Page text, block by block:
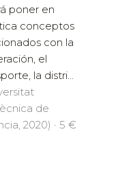
poner en
conceptos
con la
el
la distri...
de
2020) · 5 €